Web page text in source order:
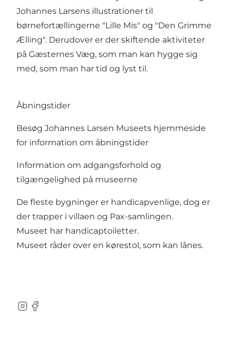
Johannes Larsens illustrationer til
børnefortællingerne "Lille Mis" og "Den Grimme
Ælling". Derudover er der skiftende aktiviteter
på Gæsternes Væg, som man kan hygge sig
med, som man har tid og lyst til.
Åbningstider
Besøg Johannes Larsen Museets hjemmeside
for information om åbningstider
Information om adgangsforhold og
tilgængelighed på museerne
De fleste bygninger er handicapvenlige, dog er
der trapper i villaen og Pax-samlingen.
Museet har handicaptoiletter.
Museet råder over en kørestol, som kan lånes.
Instagram
Facebook